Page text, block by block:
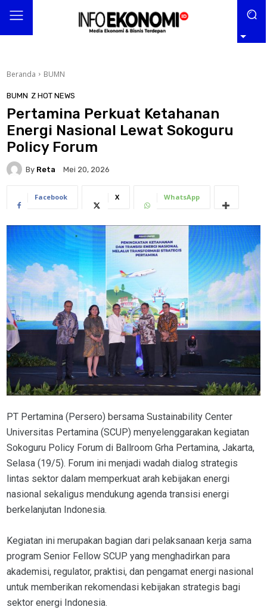
Beranda BUMN
BUMN Z HOT NEWS
Pertamina Perkuat Ketahanan
Energi Nasional Lewat Sokoguru
Policy Forum
By Reta Mei 20, 2026
Facebook X WhatsApp
PT Pertamina (Persero) bersama Sustainability Center
Universitas Pertamina (SCUP) menyelenggarakan kegiatan
Sokoguru Policy Forum di Ballroom Grha Pertamina, Jakarta,
Selasa (19/5). Forum ini menjadi wadah dialog strategis
lintas sektor dalam memperkuat arah kebijakan energi
nasional sekaligus mendukung agenda transisi energi
berkelanjutan Indonesia.
Kegiatan ini merupakan bagian dari pelaksanaan kerja sama
program Senior Fellow SCUP yang menghadirkan para
akademisi, regulator, praktisi, dan pengamat energi nasional
untuk memberikan rekomendasi kebijakan strategis bagi
sektor energi Indonesia.